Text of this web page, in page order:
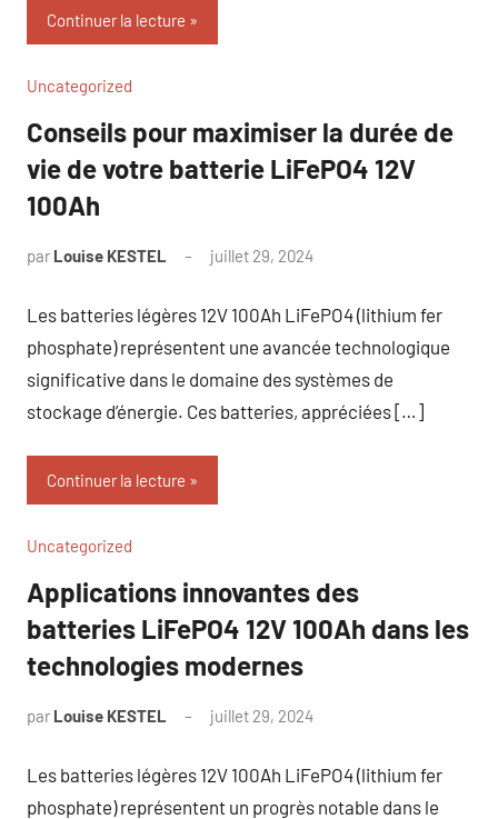
Continuer la lecture
Uncategorized
Conseils pour maximiser la durée de
vie de votre batterie LiFePO4 12V
100Ah
par Louise KESTEL juillet 29, 2024
Les batteries légères 12V 100Ah LiFePO4 (lithium fer
phosphate) représentent une avancée technologique
significative dans le domaine des systèmes de
stockage d’énergie. Ces batteries, appréciées […]
Continuer la lecture
Uncategorized
Applications innovantes des
batteries LiFePO4 12V 100Ah dans les
technologies modernes
par Louise KESTEL juillet 29, 2024
Les batteries légères 12V 100Ah LiFePO4 (lithium fer
phosphate) représentent un progrès notable dans le